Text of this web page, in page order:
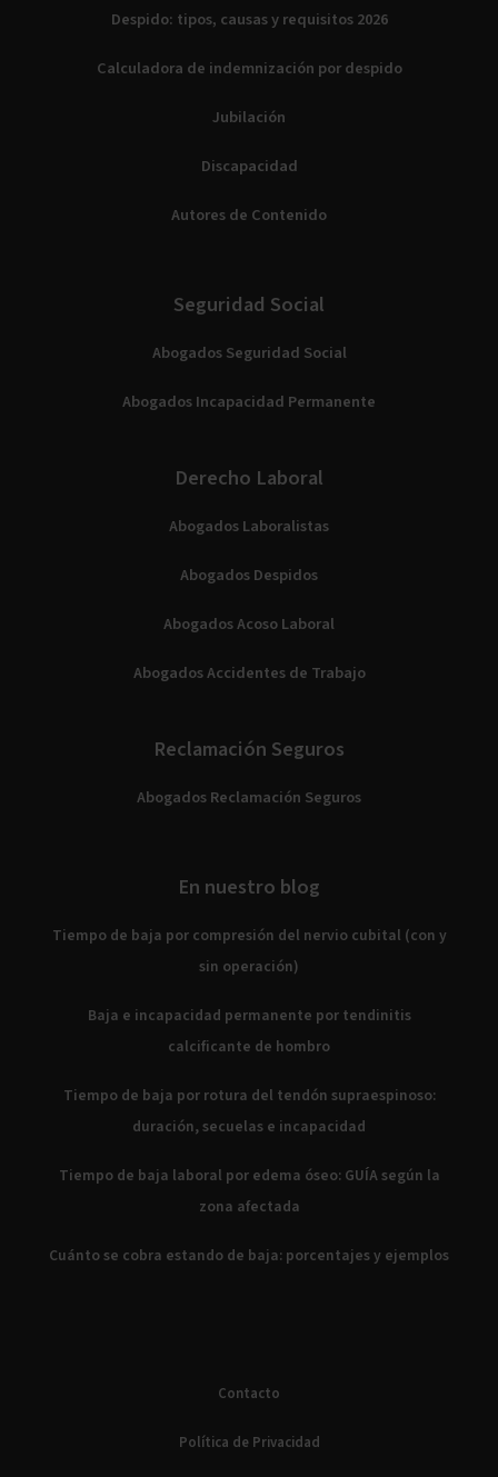
Despido: tipos, causas y requisitos 2026
Calculadora de indemnización por despido
Jubilación
Discapacidad
Autores de Contenido
Seguridad Social
Abogados Seguridad Social
Abogados Incapacidad Permanente
Derecho Laboral
Abogados Laboralistas
Abogados Despidos
Abogados Acoso Laboral
Abogados Accidentes de Trabajo
Reclamación Seguros
Abogados Reclamación Seguros
En nuestro blog
Tiempo de baja por compresión del nervio cubital (con y
sin operación)
Baja e incapacidad permanente por tendinitis
calcificante de hombro
Tiempo de baja por rotura del tendón supraespinoso:
duración, secuelas e incapacidad
Tiempo de baja laboral por edema óseo: GUÍA según la
zona afectada
Cuánto se cobra estando de baja: porcentajes y ejemplos
Contacto
Política de Privacidad